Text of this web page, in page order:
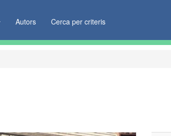
Autors Cerca per criteris